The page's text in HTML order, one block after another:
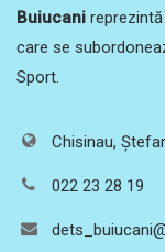
Buiucani
care se
Sport.
Chisinau,
022 23 28 19